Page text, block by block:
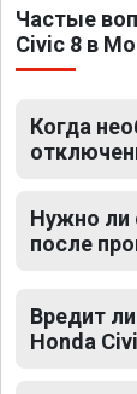
Частые
Civic 8 в
Когда
Нужно ли
после
Вредит
Honda